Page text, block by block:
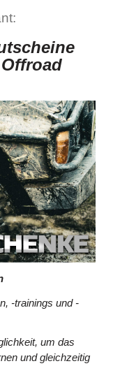
-trainings und -
um das
und gleichzeitig